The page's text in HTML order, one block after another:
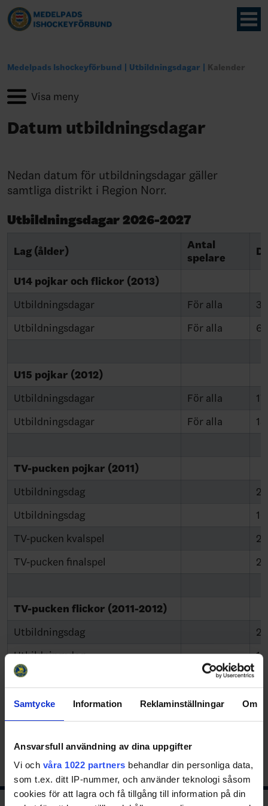
Samtycke Information Reklaminställningar Om
Ansvarsfull användning av dina uppgifter
Vi och våra 1022 partners behandlar din personliga data,
som t.ex. ditt IP-nummer, och använder teknologi såsom
cookies för att lagra och få tillgång till information på din
Medelpads Ishockeyförbund Utbildningsdagar Kalender
Datum utbildningsdagar
Nedan datum för utbildningsdagar gäller
samtliga distrikt i Region Norr.
Utbildningsdagar 2026-2027
Lag (ålder)
Antal
spelare
U14 pojkar och flickor (2013)
Utbildningsdagar
För alla
Utbildningsdagar
För alla
U15 pojkar (2012)
Utbildningsdagar
För alla
Utbildningsdagar
För alla
TV-pucken pojkar (2011)
Utbildningsdag
Utbildningsdag
TV-pucken kvalspel
TV-pucken finalspel
TV-pucken flickor (2011-2012)
Utbildningsdag
Utbildningsdag
TV-pucken kvalspel
TV-pucken finalspel
ShareFacebook
TwitterEmailPrint